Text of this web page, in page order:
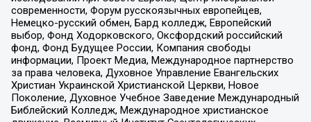
современности, Форум русскоязычных европейцев,
Немецко-русский обмен, Бард колледж, Европейский
выбор, Фонд Ходорковского, Оксфордский российский
фонд, Фонд Будущее России, Компания свободы
информации, Проект Медиа, Международное партнерство
за права человека, Духовное Управление Евангельских
Христиан Украинской Христианской Церкви, Новое
Поколение, Духовное Учебное Заведение Международный
Библейский Колледж, Международное христианское